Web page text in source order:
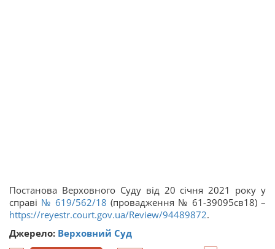
Постанова Верховного Суду від 20 січня 2021 року у
справі № 619/562/18 (провадження № 61-39095св18) –
https://reyestr.court.gov.ua/Review/94489872.
Джерело: Верховний Суд